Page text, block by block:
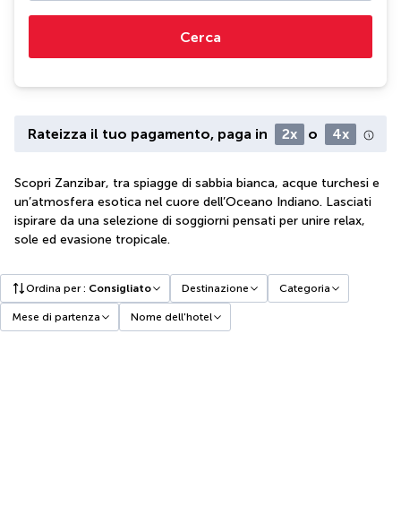
Cerca
Rateizza il tuo pagamento, paga in 2x o 4x
Scopri Zanzibar, tra spiagge di sabbia bianca, acque turchesi e
un’atmosfera esotica nel cuore dell’Oceano Indiano. Lasciati
ispirare da una selezione di soggiorni pensati per unire relax,
sole ed evasione tropicale.
Ordina per: Consigliato Destinazione Categoria
Mese di partenza Nome dell'hotel